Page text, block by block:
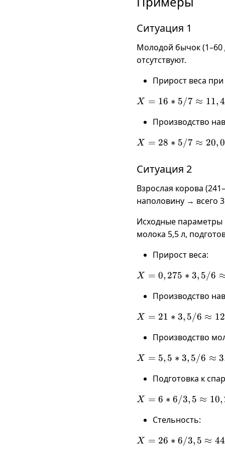
Ситуация 1
Молодой бычок (1–60
отсутствуют.
Прирост веса
X = 16
\approx
\text{
X = 16 ∗ 5/7 ≈ 11,
Производство
X = 28
\approx
20,00
\text{
кг}
X = 28 ∗ 5/7 ≈ 20,
Ситуация 2
Взрослая корова
наполовину → всего
Исходные параметры
молока 5,5 л,
Прирост веса:
X =
3,5 / 6
0,16
\text{
X = 0, 275 ∗ 3, 5/6
Производство
X = 21
12,25
\text{
X = 21 ∗ 3, 5/6 ≈ 12
Производство
X = 5,5
3,20
\text{
X = 5, 5 ∗ 3, 5/6 ≈ 3
Подготовка к
X = 6 *
\approx
\text{
X = 6 ∗ 6/3, 5 ≈ 10,
Стельность:
X = 26
X = 26 ∗ 6/3, 5 ≈ 44